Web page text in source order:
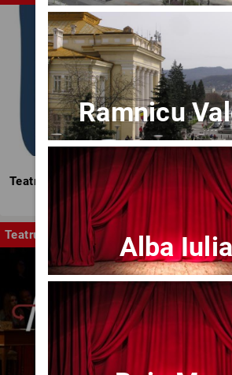
Teatrul Mic - Stagiunea 2025-2026
Teatru
Ramnicu
Alba Iulia